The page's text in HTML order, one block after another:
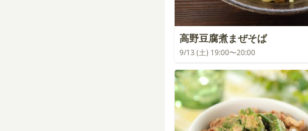
高野豆腐煮まぜそば
9/13 (土) 19:00〜20:00